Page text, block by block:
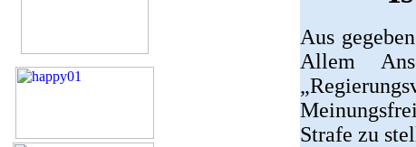
Aus
Allem
Strafe zu